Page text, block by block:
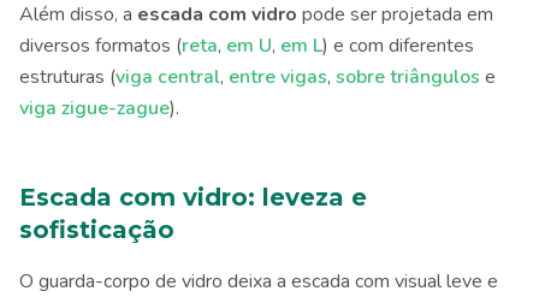
Além disso, a escada com vidro pode ser projetada em
diversos formatos (reta, em U, em L) e com diferentes
estruturas (viga central, entre vigas, sobre triângulos e
viga zigue-zague).
Escada com vidro: leveza e
sofisticação
O guarda-corpo de vidro deixa a escada com visual leve e